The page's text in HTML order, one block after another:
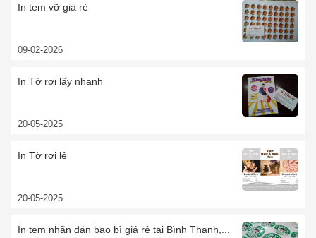
In tem vỡ giá rẻ
09-02-2026
In Tờ rơi lấy nhanh
20-05-2025
In Tờ rơi lẻ
20-05-2025
In tem nhãn dán bao bì giá rẻ tại Bình Thạnh,...